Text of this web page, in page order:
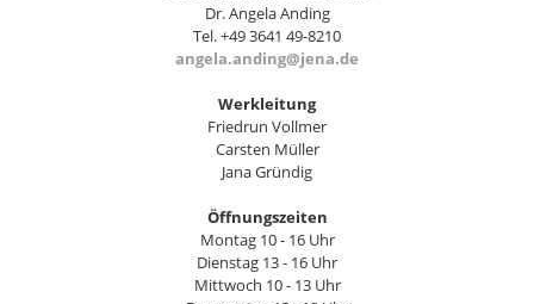
Dr. Angela Anding
Tel. +49 3641 49-8210
angela.anding@jena.de
Werkleitung
Friedrun Vollmer
Carsten Müller
Jana Gründig
Öffnungszeiten
Montag 10 - 16 Uhr
Dienstag 13 - 16 Uhr
Mittwoch 10 - 13 Uhr